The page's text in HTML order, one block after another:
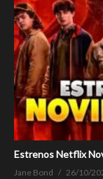
Estrenos Netflix
Jane Bond 26/10/